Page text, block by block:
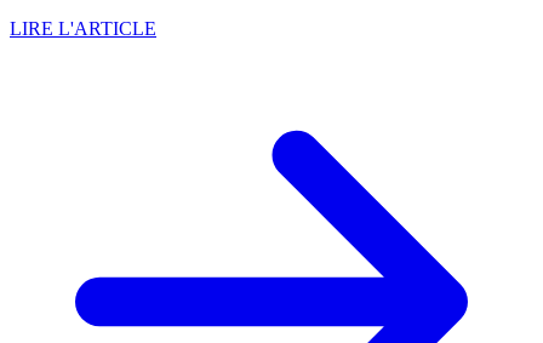
LIRE L'ARTICLE